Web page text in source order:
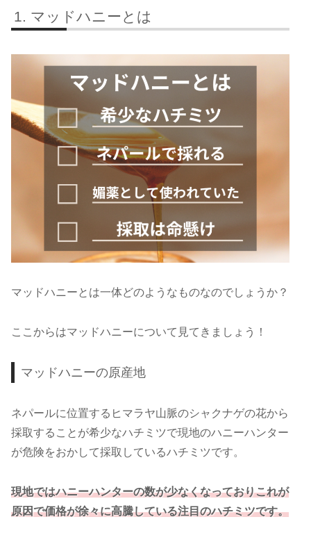
マッドハニーとは
マッドハニーとは一体どのようなものなのでしょうか？
ここからはマッドハニーについて見てきましょう！
マッドハニーの原産地
ネパールに位置するヒマラヤ山脈のシャクナゲの花から
採取することが希少なハチミツで現地のハニーハンター
が危険をおかして採取しているハチミツです。
現地ではハニーハンターの数が少なくなっておりこれが
原因で価格が徐々に高騰している注目のハチミツです。